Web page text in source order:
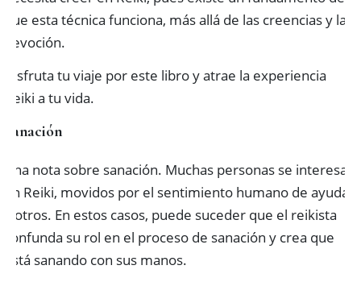
que esta técnica funciona, más allá de las creencias y la
devoción.
Disfruta tu viaje por este libro y atrae la experiencia
Reiki a tu vida.
Sanación
Una nota sobre sanación. Muchas personas se interesan
en Reiki, movidos por el sentimiento humano de ayudar
a otros. En estos casos, puede suceder que el reikista
confunda su rol en el proceso de sanación y crea que
está sanando con sus manos.